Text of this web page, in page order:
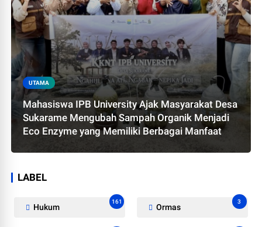
UTAMA
Mahasiswa IPB University Ajak Masyarakat Desa
Sukarame Mengubah Sampah Organik Menjadi
Eco Enzyme yang Memiliki Berbagai Manfaat
LABEL
Hukum
161
Ormas
3